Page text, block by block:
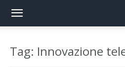
Tag: Innovazione